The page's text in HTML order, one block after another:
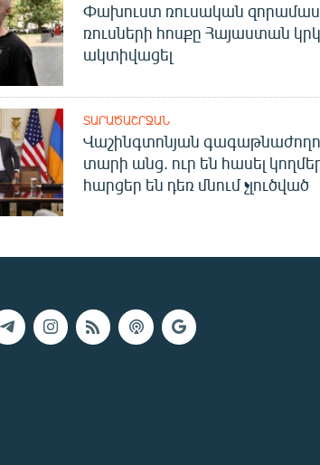
Փախուստ ռուսական
ռուսների հոսքը Հայաստան
ակտիվացել
ՏԱՐԱԾԱՇՐՋԱՆ
Վաշինգտոնյան
տարի անց. ուր են հասել
հարցեր են դեռ մնում չլուծված